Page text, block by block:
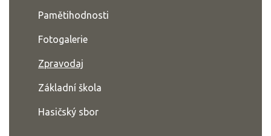
Pamětihodnosti
Fotogalerie
Zpravodaj
Základní škola
Hasičský sbor